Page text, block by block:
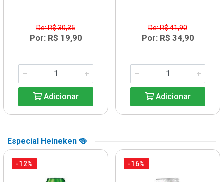
De: R$ 30,35
Por: R$ 19,90
Adicionar
De: R$ 41,90
Por: R$ 34,90
Adicionar
Especial Heineken 🍻
-12% -16%